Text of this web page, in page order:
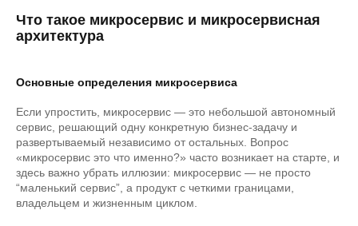
Что такое микросервис и микросервисная
архитектура
Основные определения микросервиса
Если упростить, микросервис — это небольшой автономный
сервис, решающий одну конкретную бизнес-задачу и
развертываемый независимо от остальных. Вопрос
«микросервис это что именно?» часто возникает на старте, и
здесь важно убрать иллюзии: микросервис — не просто
“маленький сервис”, а продукт с четкими границами,
владельцем и жизненным циклом.